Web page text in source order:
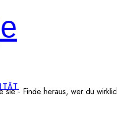
- Finde heraus, wer du